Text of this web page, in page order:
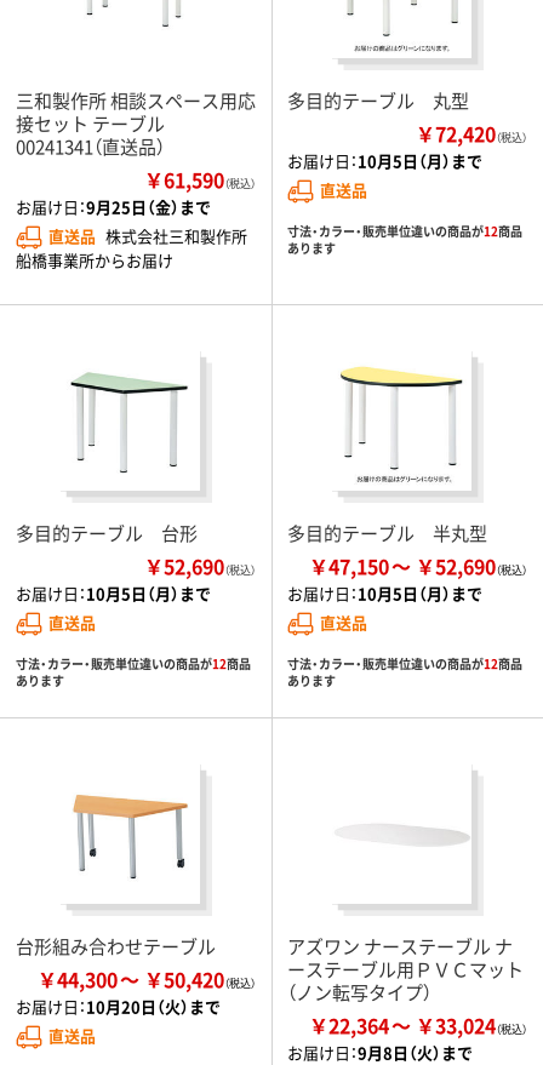
三和製作所 相談スペース用応
接セット テーブル
00241341（直送品）
￥61,590（税込）
お届け日：9月25日（金）まで
直送品 株式会社三和製作所
船橋事業所からお届け
多目的テーブル 丸型
￥72,420（税込）
お届け日：10月5日（月）まで
直送品
寸法・カラー・販売単位違いの商品が12商品
あります
多目的テーブル 台形
￥52,690（税込）
お届け日：10月5日（月）まで
直送品
寸法・カラー・販売単位違いの商品が12商品
あります
多目的テーブル 半丸型
￥47,150 ￥52,690
お届け日：10月5日（月）まで
直送品
寸法・カラー・販売単位違いの商品が12商品
あります
台形組み合わせテーブル
￥44,300 ￥50,420
お届け日：10月20日（火）まで
直送品
アズワン ナーステーブル ナ
ーステーブル用ＰＶＣマット
（ノン転写タイプ）
￥22,364 ￥33,024
お届け日：9月8日（火）まで